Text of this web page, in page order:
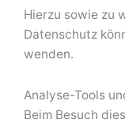
Hierzu sowie zu
Datenschutz
wenden.
Analyse-Tools
Beim Besuch